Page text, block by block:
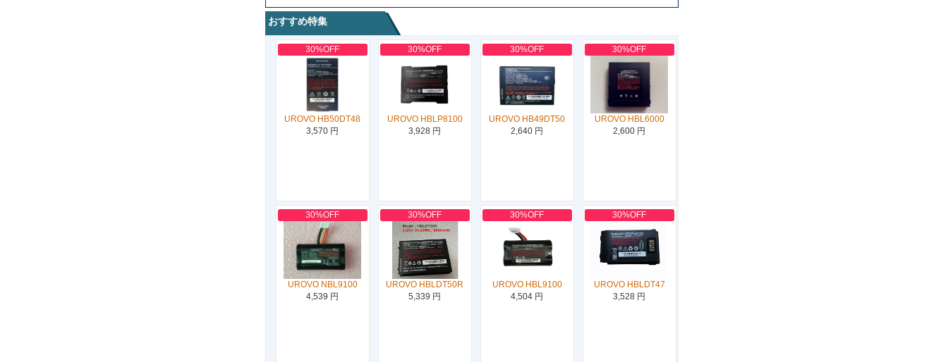
おすすめ特集
30%OFF
UROVO HB50DT48
3,570 円
30%OFF
UROVO HBLP8100
3,928 円
30%OFF
UROVO HB49DT50
2,640 円
30%OFF
UROVO HBL6000
2,600 円
30%OFF
UROVO NBL9100
4,539 円
30%OFF
UROVO HBLDT50R
5,339 円
30%OFF
UROVO HBL9100
4,504 円
30%OFF
UROVO HBLDT47
3,528 円